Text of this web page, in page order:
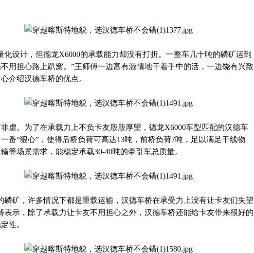
化设计，但德龙X6000的承载能力却没有打折。一整车几十吨的磷矿运到
用担心路上趴窝。”王师傅一边富有激情地干着手中的活，一边饶有兴致
介绍汉德车桥的优点。
虚。为了在承载力上不负卡友殷殷厚望，德龙X6000车型匹配的汉德车
番“狠心”，使得后桥负荷可高达13吨，前桥负荷7吨，足以满足干线物
等场景需求，能稳定承载30-40吨的牵引车总质量。
磷矿，许多情况下都是重载运输，汉德车桥在承受力上没有让卡友们失望
表示，除了承载力让卡友不用担心之外，汉德车桥还能给卡友带来很好的
性。